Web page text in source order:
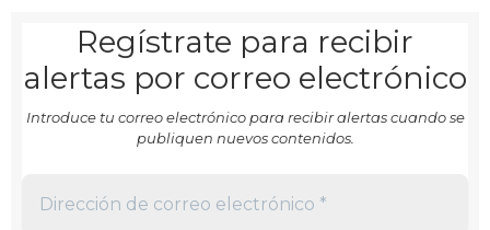
Regístrate para recibir
alertas por correo electrónico
Introduce tu correo electrónico para recibir alertas cuando se
publiquen nuevos contenidos.